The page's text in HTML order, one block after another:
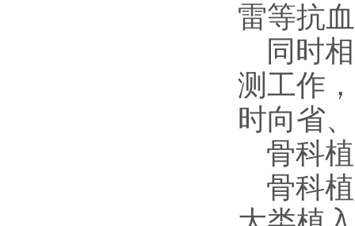
雷等抗
同时
测工作
时向省
骨科
骨科